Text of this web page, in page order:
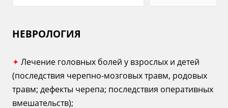
НЕВРОЛОГИЯ
✦ Лечение головных болей у взрослых и детей
(последствия черепно-мозговых травм, родовых
травм; дефекты черепа; последствия оперативных
вмешательств);